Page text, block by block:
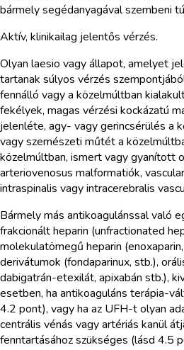
bármely segédanyagával szembeni
Aktív, klinikailag jelentős vérzés.
Olyan laesio vagy állapot, amelyet
tartanak súlyos vérzés
fennálló vagy a közelmúltban
fekélyek, magas vérzési kockázatú
jelenléte, agy- vagy gerincsérülés a
vagy szemészeti műtét a
közelmúltban, ismert vagy gyanított
arteriovenosus malformatiók,
intraspinalis vagy intracerebralis
Bármely más antikoagulánssal való
frakcionált heparin (unfractionated
molekulatömegű heparin
derivátumok (fondaparinux, stb.),
dabigatrán-etexilát, apixabán stb.),
esetben, ha antikoaguláns terápia-
4.2 pont), vagy ha az UFH-t olyan
centrális vénás vagy artériás kanül
fenntartásához szükséges (lásd 4.5